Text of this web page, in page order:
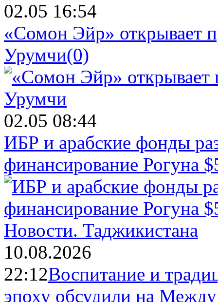
02.05 16:54
«Сомон Эйр» открывает
Урумчи(0)
02.05 08:44
ИБР и арабские фонды
финансирование Рогуна
Новости. Таджикистана
10.08.2026
22:12Воспитание и
эпоху обсудили на